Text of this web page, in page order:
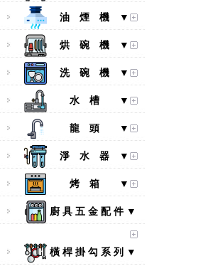
油 煙 機 ▼
烘 碗 機 ▼
洗 碗 機 ▼
水 槽 ▼
龍 頭 ▼
淨 水 器 ▼
烤 箱 ▼
廚 具 五 金 配 件 ▼
橫 桿 掛 勾 系 列 ▼